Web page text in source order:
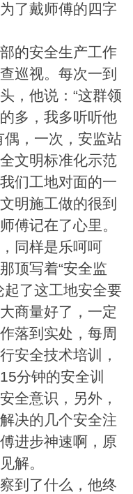
了戴师傅的四字
的安全生产工作
巡视。每次一到
，他说：“这群领
多，我多听听他
偶，一次，安监站
文明标准化示范
们工地对面的一
明施工做的很到
傅记在了心里。
同样是乐呵呵
顶写着“安全监
起了这工地安全要
商量好了，一定
落到实处，每周
安全技术培训，
分钟的安全训
全意识，另外，
决的几个安全注
进步神速啊，原
解。
到了什么，他终